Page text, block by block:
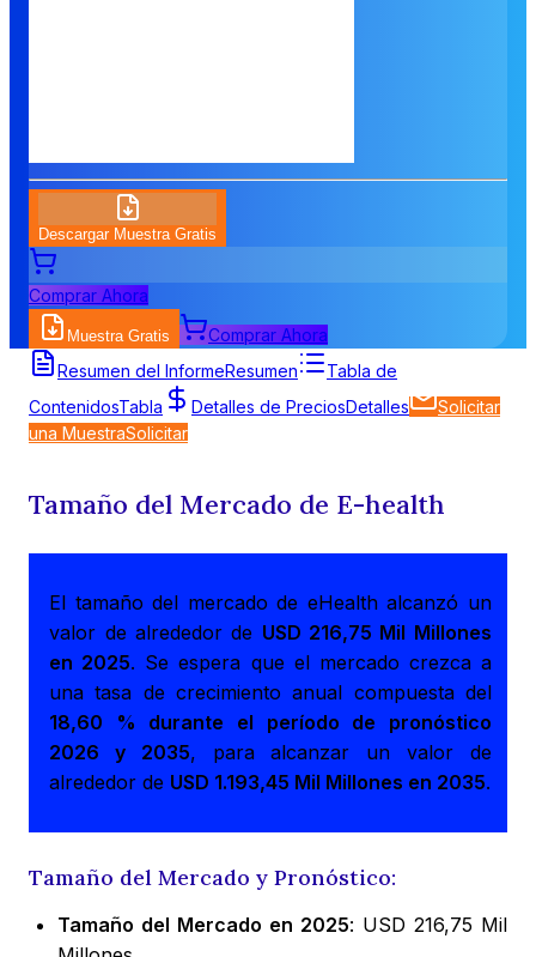
Descargar Muestra Gratis
Comprar Ahora
Muestra Gratis
Comprar Ahora
Resumen del InformeResumen
Tabla de
ContenidosTabla Detalles de PreciosDetalles
Solicitar
una MuestraSolicitar
Tamaño del Mercado de E-health
El tamaño del mercado de eHealth alcanzó un
valor de alrededor de USD 216,75 Mil Millones
en 2025. Se espera que el mercado crezca a
una tasa de crecimiento anual compuesta del
18,60 % durante el período de pronóstico
2026 y 2035, para alcanzar un valor de
alrededor de USD 1.193,45 Mil Millones en 2035.
Tamaño del Mercado y Pronóstico:
Tamaño del Mercado en 2025: USD 216,75 Mil